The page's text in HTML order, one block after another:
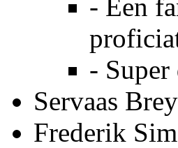
- Een
-
Servaas
Frederik